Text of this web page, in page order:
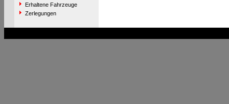
Erhaltene Fahrzeuge
Zerlegungen